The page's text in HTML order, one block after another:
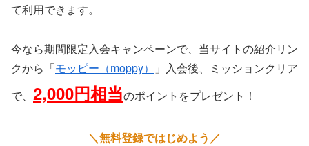
て利用できます。
今なら期間限定入会キャンペーンで、当サイトの紹介リン
クから「モッピー（moppy）
」入会後、ミッションクリア
で、 2,000円相当のポイントをプレゼント！
＼無料登録ではじめよう／